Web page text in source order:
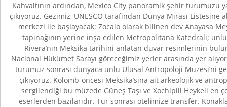
Kahvaltının ardından, Mexico City panoramik şehir turumuzu
çıkıyoruz. Gezimiz, UNESCO tarafından Dünya Mirası Listesine
merkezi ile başlayacak: Zocalo olarak bilinen dev Anayasa
tapınağının yerine inşa edilen Metropolitana Katedrali;
Rivera’nın Meksika tarihini anlatan duvar resimlerinin
Nacional Hükümet Sarayı göreceğimiz yerler arasında yer
turumuz sonrası dünyaca ünlü Ulusal Antropoloji Müzesi’ni
çıkıyoruz. Kolomb-öncesi Meksika’sına ait arkeolojik ve
sergilendiği bu müzede Güneş Taşı ve Xochipili Heykeli en
eserlerden bazılarıdır. Tur sonrası otelimize transfer.